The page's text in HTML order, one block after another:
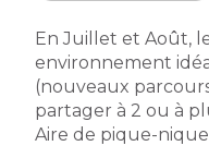
En Juillet et Août,
environnement
(nouveaux
partager à 2 ou à
Aire de pique-